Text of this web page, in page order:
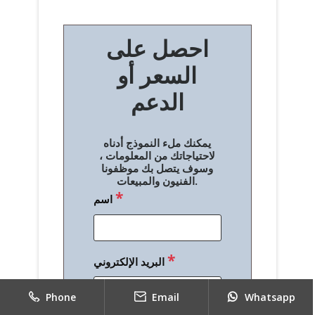
ص
ت
احصل على
السعر أو
الدعم
يمكنك ملء النموذج أدناه
لاحتياجاتك من المعلومات ،
وسوف يتصل بك موظفونا
الفنيون والمبيعات.
اسم*
البريد الإلكتروني*
Phone Email Whatsapp